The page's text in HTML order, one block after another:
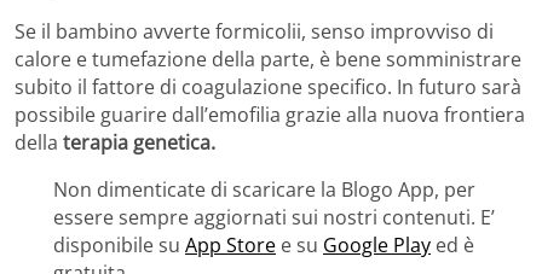
Se il bambino avverte formicolii, senso improvviso di
calore e tumefazione della parte, è bene somministrare
subito il fattore di coagulazione specifico. In futuro sarà
possibile guarire dall’emofilia grazie alla nuova frontiera
della terapia genetica.
Non dimenticate di scaricare la Blogo App, per
essere sempre aggiornati sui nostri contenuti. E’
disponibile su App Store e su Google Play ed è